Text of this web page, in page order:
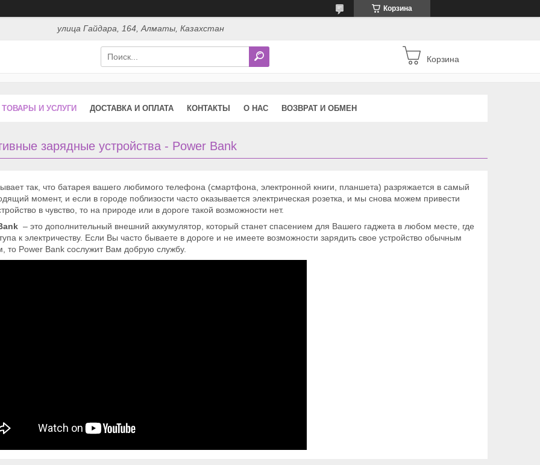
Корзина
улица Гайдара, 164, Алматы, Казахстан
Корзина
ТОВАРЫ И УСЛУГИ ДОСТАВКА И ОПЛАТА КОНТАКТЫ О НАС ВОЗВРАТ И ОБМЕН
зарядные устройства - Power Bank
так, что батарея вашего любимого телефона (смартфона, электронной книги, планшета) разряжается в самый
момент, и если в городе поблизости часто оказывается электрическая розетка, и мы снова можем привести
в чувство, то на природе или в дороге такой возможности нет.
– это дополнительный внешний аккумулятор, который станет спасением для Вашего гаджета в любом месте, где
к электричеству. Если Вы часто бываете в дороге и не имеете возможности зарядить свое устройство обычным
то Power Bank сослужит Вам добрую службу.